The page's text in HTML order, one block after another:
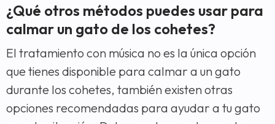
¿Qué otros métodos puedes usar para
calmar un gato de los cohetes?
El tratamiento con música no es la única opción
que tienes disponible para calmar a un gato
durante los cohetes, también existen otras
opciones recomendadas para ayudar a tu gato